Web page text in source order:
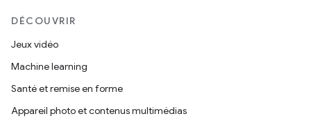
DÉCOUVRIR
Jeux vidéo
Machine learning
Santé et remise en forme
Appareil photo et contenus multimédias